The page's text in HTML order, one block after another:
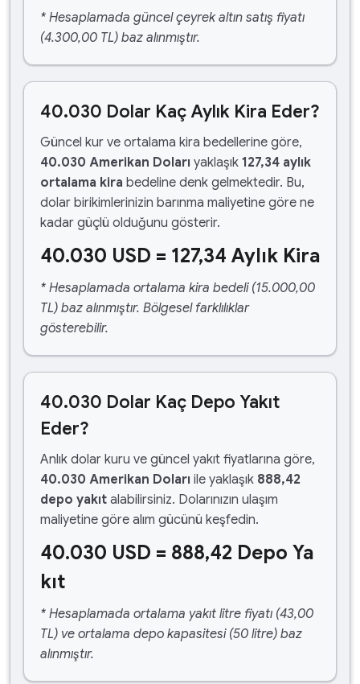
* Hesaplamada güncel çeyrek altın satış fiyatı
(4.300,00 TL) baz alınmıştır.
40.030 Dolar Kaç Aylık Kira Eder?
Güncel kur ve ortalama kira bedellerine göre,
40.030 Amerikan Doları yaklaşık 127,34 aylık
ortalama kira bedeline denk gelmektedir. Bu,
dolar birikimlerinizin barınma maliyetine göre ne
kadar güçlü olduğunu gösterir.
40.030 USD = 127,34 Aylık Kira
* Hesaplamada ortalama kira bedeli (15.000,00
TL) baz alınmıştır. Bölgesel farklılıklar
gösterebilir.
40.030 Dolar Kaç Depo Yakıt
Eder?
Anlık dolar kuru ve güncel yakıt fiyatlarına göre,
40.030 Amerikan Doları ile yaklaşık 888,42
depo yakıt alabilirsiniz. Dolarınızın ulaşım
maliyetine göre alım gücünü keşfedin.
40.030 USD = 888,42 Depo Ya
kıt
* Hesaplamada ortalama yakıt litre fiyatı (43,00
TL) ve ortalama depo kapasitesi (50 litre) baz
alınmıştır.